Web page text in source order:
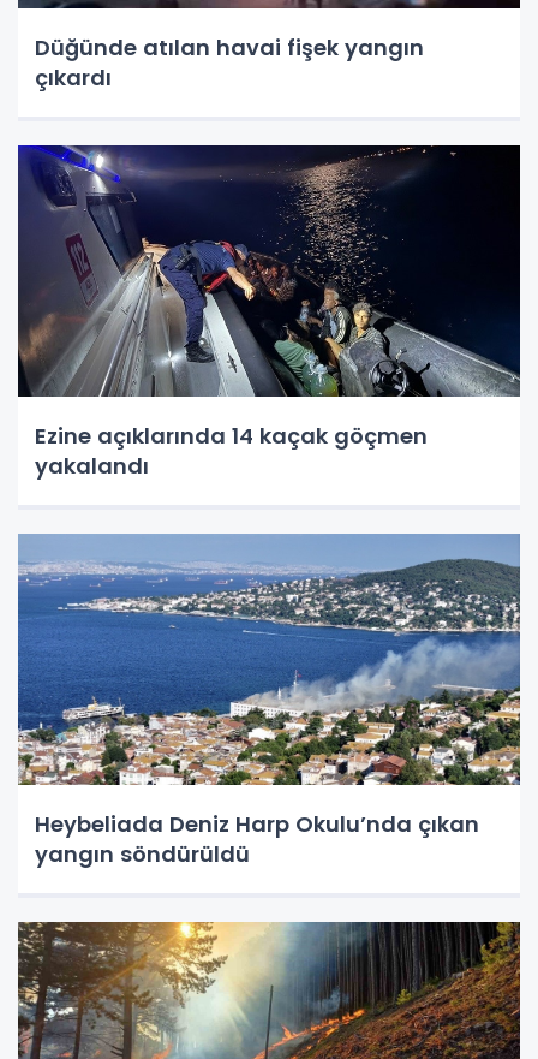
Düğünde atılan havai fişek yangın
çıkardı
Ezine açıklarında 14 kaçak göçmen
yakalandı
Heybeliada Deniz Harp Okulu’nda çıkan
yangın söndürüldü